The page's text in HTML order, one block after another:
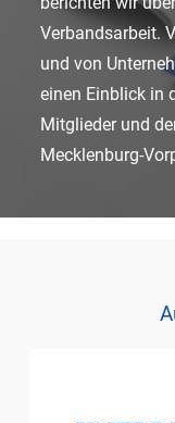
Verbandsarbeit.
und von
einen Einblick in
Mitglieder und
Mecklenburg-